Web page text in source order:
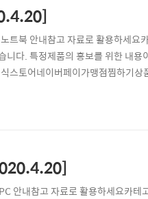
북 안내참고 자료로 활용하세요
다. 특정제품의 홍보를 위한 내
스토어네이버페이가맹점찜하기
원무료오늘출발(평일 15시까
안내참고 자료로 활용하세요카테